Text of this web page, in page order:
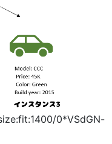
0*VSdGN-